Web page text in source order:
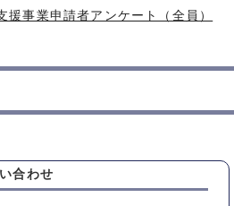
援事業申請者アンケート（全員）
合わせ